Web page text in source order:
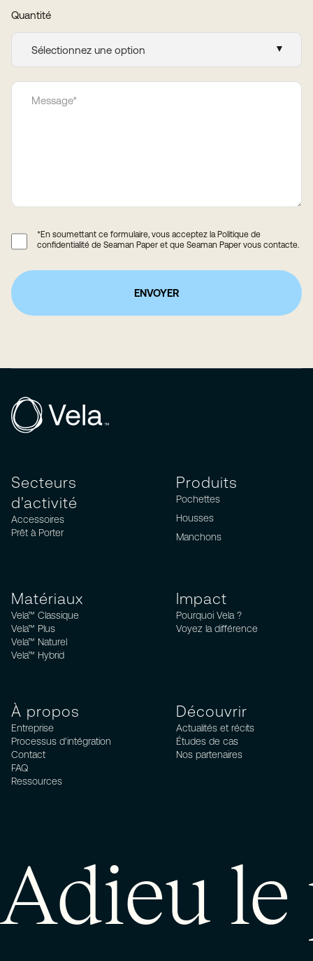
Quantité
*En soumettant ce formulaire, vous acceptez la Politique de
confidentialitéde Seaman Paper et que Seaman Paper vous contacte.
Secteurs
d'activité
Accessoires
Prêt à Porter
Produits
Pochettes
Housses
Manchons
Matériaux
Vela™ Classique
Vela™ Plus
Vela™ Naturel
Vela™ Hybrid
Impact
Pourquoi Vela ?
Voyez la différence
À propos
Entreprise
Processus d'intégration
Contact
FAQ
Ressources
Découvrir
Actualités et récits
Études de cas
Nos partenaires
Adieu